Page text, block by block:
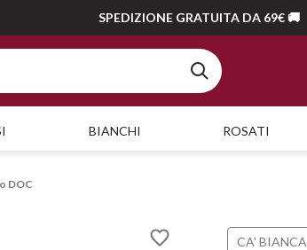
SPEDIZIONE GRATUITA DA 69€ 🚚
BIANCHI ROSATI
DOC
CA' BIANCA